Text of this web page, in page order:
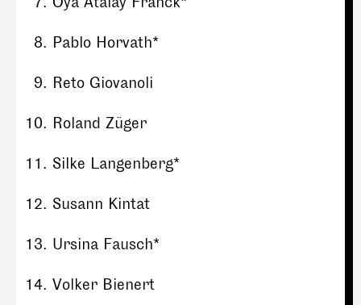
Pablo Horvath*
Reto Giovanoli
Roland Züger
Silke Langenberg*
Susann Kintat
Ursina Fausch*
Volker Bienert